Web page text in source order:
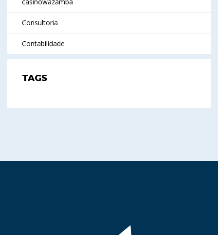
Consultoria
Contabilidade
TAGS